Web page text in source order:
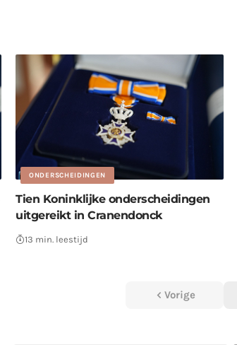
ONDERSCHEIDINGEN
Tien Koninklijke onderscheidingen
uitgereikt in Cranendonck
13 min. leestijd
Vorige